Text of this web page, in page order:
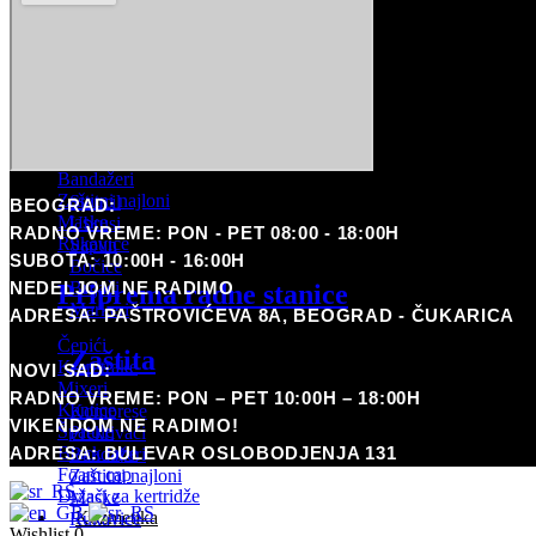
Brijači
Bandažeri
Zaštitni najloni
Maske
Rukavice
Priprema radne stanice
Čepići
Krep trake
Mixeri
Kantice
Špatule
Black tape
Foam cap
Držači za kertridže
Kozmetika
Stencil
Ubrusi
Sapun
Bočice
Brijači
Markeri
Zaštita
Komprese
Prekrivači
Bandažeri
Zaštitni najloni
Maske
Rukavice
BEOGRAD:
RADNO VREME: PON - PET 08:00 - 18:00H
SUBOTA: 10:00H - 16:00H
NEDELJOM NE RADIMO
ADRESA: PAŠTROVIĆEVA 8A, BEOGRAD - ČUKARICA
NOVI SAD:
RADNO VREME: PON – PET 10:00H – 18:00H
VIKENDOM NE RADIMO!
ADRESA: BULEVAR OSLOBODJENJA 131